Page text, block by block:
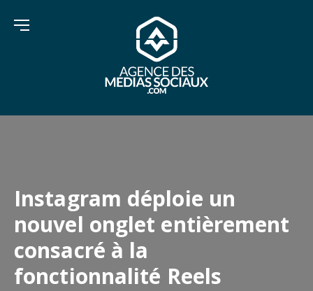
Instagram déploie un
nouvel onglet entièrement
consacré à la
fonctionnalité Reels